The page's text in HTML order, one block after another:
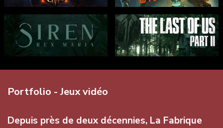
Portfolio - Jeux vidéo
Depuis près de deux décennies, La Fabrique